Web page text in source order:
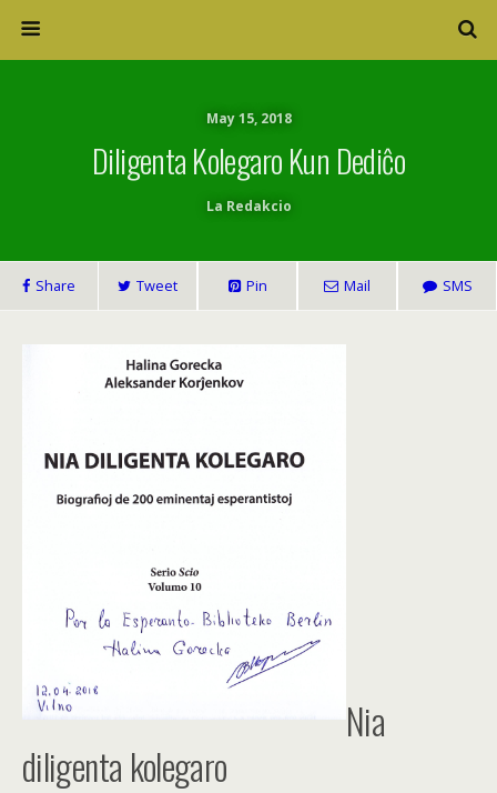
May 15, 2018
Diligenta Kolegaro Kun Dediĉo
La Redakcio
Share Tweet Pin Mail SMS
Nia
diligenta kolegaro